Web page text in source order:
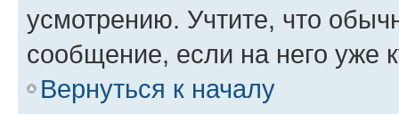
усмотрению. Учтите, что
сообщение, если на него уже
Вернуться к началу